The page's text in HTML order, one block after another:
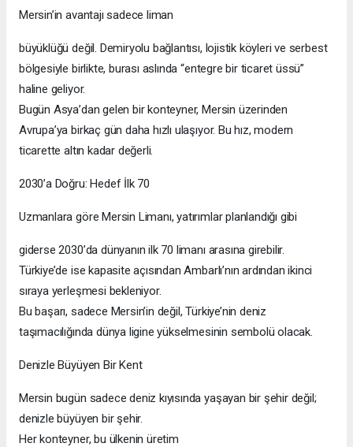
Mersin’in avantajı sadece liman
büyüklüğü değil. Demiryolu bağlantısı, lojistik köyleri ve serbest
bölgesiyle birlikte, burası aslında “entegre bir ticaret üssü”
haline geliyor.
Bugün Asya’dan gelen bir konteyner, Mersin üzerinden
Avrupa’ya birkaç gün daha hızlı ulaşıyor. Bu hız, modern
ticarette altın kadar değerli.
2030’a Doğru: Hedef İlk 70
Uzmanlara göre Mersin Limanı, yatırımlar planlandığı gibi
giderse 2030’da dünyanın ilk 70 limanı arasına girebilir.
Türkiye’de ise kapasite açısından Ambarlı’nın ardından ikinci
sıraya yerleşmesi bekleniyor.
Bu başarı, sadece Mersin’in değil, Türkiye’nin deniz
taşımacılığında dünya ligine yükselmesinin sembolü olacak.
Denizle Büyüyen Bir Kent
Mersin bugün sadece deniz kıyısında yaşayan bir şehir değil;
denizle büyüyen bir şehir.
Her konteyner, bu ülkenin üretim